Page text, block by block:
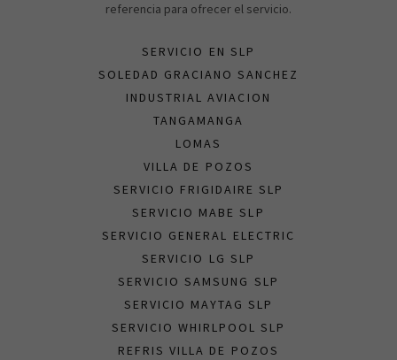
referencia para ofrecer el servicio.
SERVICIO EN SLP
SOLEDAD GRACIANO SANCHEZ
INDUSTRIAL AVIACION
TANGAMANGA
LOMAS
VILLA DE POZOS
SERVICIO FRIGIDAIRE SLP
SERVICIO MABE SLP
SERVICIO GENERAL ELECTRIC
SERVICIO LG SLP
SERVICIO SAMSUNG SLP
SERVICIO MAYTAG SLP
SERVICIO WHIRLPOOL SLP
REFRIS VILLA DE POZOS